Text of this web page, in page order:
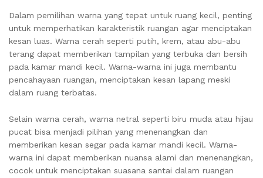
Dalam pemilihan warna yang tepat untuk ruang kecil, penting
untuk memperhatikan karakteristik ruangan agar menciptakan
kesan luas. Warna cerah seperti putih, krem, atau abu-abu
terang dapat memberikan tampilan yang terbuka dan bersih
pada kamar mandi kecil. Warna-warna ini juga membantu
pencahayaan ruangan, menciptakan kesan lapang meski
dalam ruang terbatas.
Selain warna cerah, warna netral seperti biru muda atau hijau
pucat bisa menjadi pilihan yang menenangkan dan
memberikan kesan segar pada kamar mandi kecil. Warna-
warna ini dapat memberikan nuansa alami dan menenangkan,
cocok untuk menciptakan suasana santai dalam ruangan